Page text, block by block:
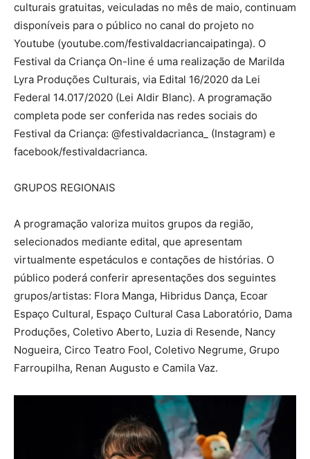
culturais gratuitas, veiculadas no mês de maio, continuam
disponíveis para o público no canal do projeto no
Youtube (youtube.com/festivaldacriancaipatinga). O
Festival da Criança On-line é uma realização de Marilda
Lyra Produções Culturais, via Edital 16/2020 da Lei
Federal 14.017/2020 (Lei Aldir Blanc). A programação
completa pode ser conferida nas redes sociais do
Festival da Criança: @festivaldacrianca_ (Instagram) e
facebook/festivaldacrianca.
GRUPOS REGIONAIS
A programação valoriza muitos grupos da região,
selecionados mediante edital, que apresentam
virtualmente espetáculos e contações de histórias. O
público poderá conferir apresentações dos seguintes
grupos/artistas: Flora Manga, Hibridus Dança, Ecoar
Espaço Cultural, Espaço Cultural Casa Laboratório, Dama
Produções, Coletivo Aberto, Luzia di Resende, Nancy
Nogueira, Circo Teatro Fool, Coletivo Negrume, Grupo
Farroupilha, Renan Augusto e Camila Vaz.